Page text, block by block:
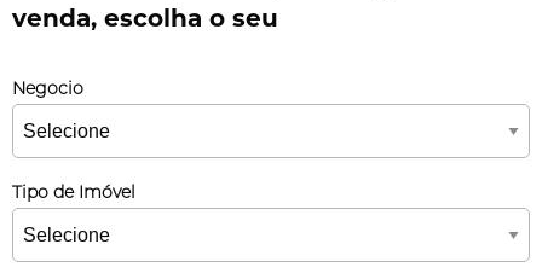
venda, escolha o seu
Negocio
Tipo de Imóvel